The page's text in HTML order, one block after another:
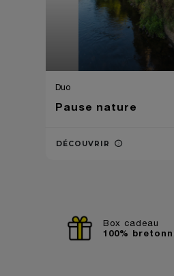
Duo
Pause nature
DÉCOUVRIR
Box cadeau
100%